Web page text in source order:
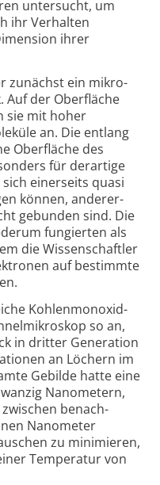
untersucht, um
ihr Verhalten
ihrer
zunächst ein mikro­
Auf der Oberfläche
sie mit hoher
an. Die entlang
Oberfläche des
für derartige
einer­seits quasi
können, anderer­
gebunden sind. Die
fungierten als
die Wissen­schaftler
auf bestimmte
Kohlen­monoxid-
so an,
in dritter Generation
an Löchern im
Gebilde hatte eine
Nanometern,
benach­
Nanometer
zu minimieren,
Temperatur von